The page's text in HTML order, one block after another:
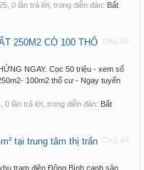
, 0 lần trả lời, trong diễn đàn: Bất
Chủ đề
250M2 CÓ 100 THỔ
NGAY. Cọc 50 triệu - xem sổ
100m2 thổ cư - Ngay tuyến
, 0 lần trả lời, trong diễn đàn: Bất
Chủ đề
tại trung tâm thị trấn
trạm điện Đông Bình cạnh sân